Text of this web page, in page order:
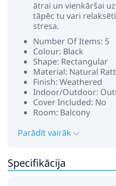
ātrai un vienkāršai
tāpēc tu vari
stresa.
Number Of Items: 5
Colour: Black
Shape: Rectangular
Material: Natural
Finish: Weathered
Indoor/Outdoor:
Cover Included: No
Room: Balcony
Headboard Included:
Maximum Weight:
Seating Capacity: 5
Parādīt vairāk
Specifikācija